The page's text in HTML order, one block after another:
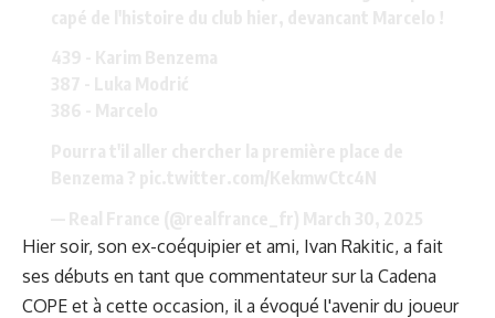
Hier soir, son ex-coéquipier et ami, Ivan Rakitic, a fait
ses débuts en tant que commentateur sur la Cadena
COPE et à cette occasion, il a évoqué l'avenir du joueur